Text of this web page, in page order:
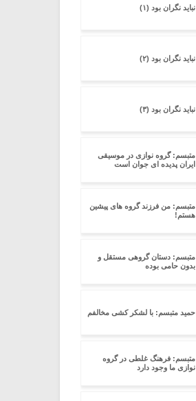
نباید نگران بود (۱)
نباید نگران بود (۲)
نباید نگران بود (۳)
متبسم: گروه نوازی در موسیقی
ایران پدیده ای جوان است
متبسم: من فرزند گروه های پیشین
هستم!
متبسم: دستان گروهی مستقل و
بدون حامی بوده
حمید متبسم: با لشکر کشی مخالفم
متبسم: فرهنگ غلطی در گروه
نوازی ما وجود دارد